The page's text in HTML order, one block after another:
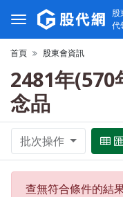
股
代
首頁 股東會資訊
2481年(570
念品
批次操作
查無符合條件的結果